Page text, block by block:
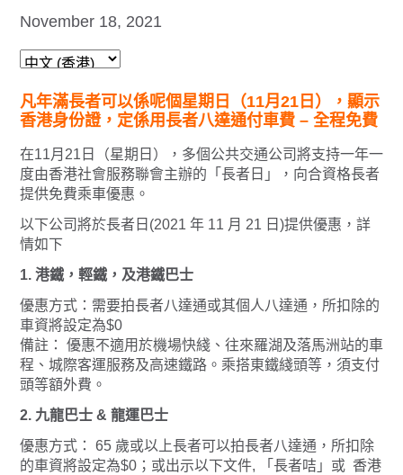
November 18, 2021
凡年滿長者可以係呢個星期日（11月21日），顯示
香港身份證，定係用長者八達通付車費 – 全程免費
在11月21日（星期日），多個公共交通公司將支持一年一
度由香港社會服務聯會主辦的「長者日」，向合資格長者
提供免費乘車優惠。
以下公司將於長者日(2021 年 11 月 21 日)提供優惠，詳
情如下
1. 港鐵，輕鐵，及港鐵巴士
優惠方式：需要拍長者八達通或其個人八達通，所扣除的
車資將設定為$0
備註： 優惠不適用於機場快綫、往來羅湖及落馬洲站的車
程、城際客運服務及高速鐵路。乘搭東鐵綫頭等，須支付
頭等額外費。
2. 九龍巴士 & 龍運巴士
優惠方式： 65 歲或以上長者可以拍長者八達通，所扣除
的車資將設定為$0；或出示以下文件, 「長者咭」或 香港